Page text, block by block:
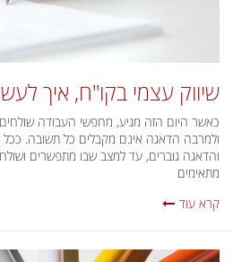
שיווק עצמי בקו"ח, איך
כאשר היום הזה מגיע, מחפשי העבודה שולחים
ולמרבה הדאגה אינם מקבלים כל תשובה.
והדאגה גוברים, עד למצב שבו מתפשרים
מתאימים
קרא עוד